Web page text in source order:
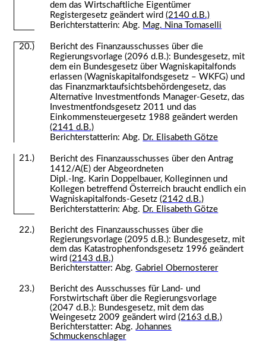
dem das Wirtschaftliche Eigentümer
Registergesetz geändert wird(2140 d.B.)
Berichterstatterin: Abg. Mag. Nina Tomaselli
20.)
Bericht des Finanzausschusses über die
Regierungsvorlage (2096 d.B.): Bundesgesetz, mit
dem ein Bundesgesetz über Wagniskapitalfonds
erlassen (Wagniskapitalfondsgesetz – WKFG) und
das Finanzmarktaufsichtsbehördengesetz, das
Alternative Investmentfonds Manager-Gesetz, das
Investmentfondsgesetz 2011 und das
Einkommensteuergesetz 1988 geändert werden
(2141 d.B.)
Berichterstatterin: Abg. Dr. Elisabeth Götze
21.)
Bericht des Finanzausschusses über den Antrag
1412/A(E) der Abgeordneten
Dipl.-Ing. Karin Doppelbauer, Kolleginnen und
Kollegen betreffend Österreich braucht endlich ein
Wagniskapitalfonds-Gesetz(2142 d.B.)
Berichterstatterin: Abg. Dr. Elisabeth Götze
22.)
Bericht des Finanzausschusses über die
Regierungsvorlage (2095 d.B.): Bundesgesetz, mit
dem das Katastrophenfondsgesetz 1996 geändert
wird(2143 d.B.)
Berichterstatter: Abg.Gabriel Obernosterer
23.)
Bericht des Ausschusses für Land- und
Forstwirtschaft über die Regierungsvorlage
(2047 d.B.): Bundesgesetz, mit dem das
Weingesetz 2009 geändert wird(2163 d.B.)
Berichterstatter: Abg.Johannes
Schmuckenschlager